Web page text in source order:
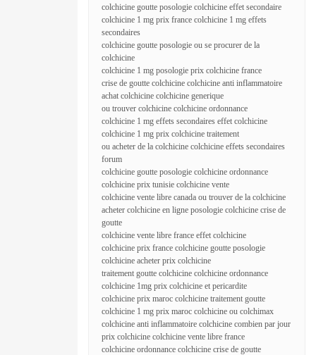
colchicine goutte posologie colchicine effet secondaire
colchicine 1 mg prix france colchicine 1 mg effets
secondaires
colchicine goutte posologie ou se procurer de la
colchicine
colchicine 1 mg posologie prix colchicine france
crise de goutte colchicine colchicine anti inflammatoire
achat colchicine colchicine generique
ou trouver colchicine colchicine ordonnance
colchicine 1 mg effets secondaires effet colchicine
colchicine 1 mg prix colchicine traitement
ou acheter de la colchicine colchicine effets secondaires
forum
colchicine goutte posologie colchicine ordonnance
colchicine prix tunisie colchicine vente
colchicine vente libre canada ou trouver de la colchicine
acheter colchicine en ligne posologie colchicine crise de
goutte
colchicine vente libre france effet colchicine
colchicine prix france colchicine goutte posologie
colchicine acheter prix colchicine
traitement goutte colchicine colchicine ordonnance
colchicine 1mg prix colchicine et pericardite
colchicine prix maroc colchicine traitement goutte
colchicine 1 mg prix maroc colchicine ou colchimax
colchicine anti inflammatoire colchicine combien par jour
prix colchicine colchicine vente libre france
colchicine ordonnance colchicine crise de goutte